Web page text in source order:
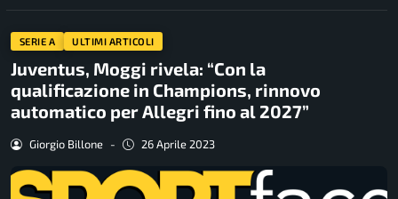
SERIE A ULTIMI ARTICOLI
Juventus, Moggi rivela: “Con la
qualificazione in Champions, rinnovo
automatico per Allegri fino al 2027”
Giorgio Billone - 26 Aprile 2023